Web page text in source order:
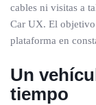
cables ni visitas a
Car UX. El
plataforma en
Un
tiempo